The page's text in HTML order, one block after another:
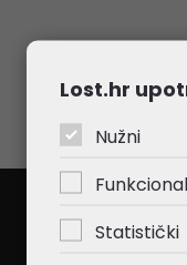
Lost.hr
Nužni
Statistički